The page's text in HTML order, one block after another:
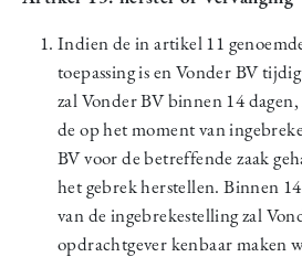
Indien de in artikel 11
toepassing is en Vonder BV
zal Vonder BV binnen 14
de op het moment van
BV voor de betreffende zaak
het gebrek herstellen. Binnen
van de ingebrekestelling zal
opdrachtgever kenbaar maken